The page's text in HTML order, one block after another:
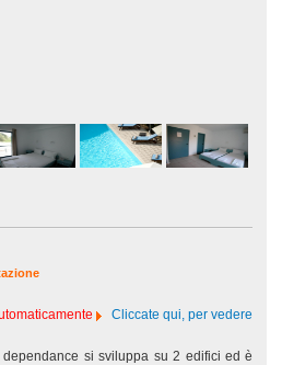
Cliccate qui, per vedere
si sviluppa su 2 edifici ed è